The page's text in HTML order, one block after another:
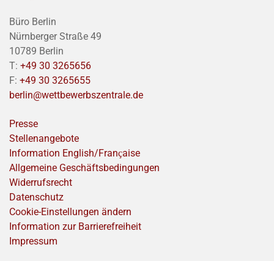
Büro Berlin
Nürnberger Straße 49
10789 Berlin
T: +49 30 3265656
F: +49 30 3265655
berlin@wettbewerbszentrale.de
Presse
Stellenangebote
Information English/Franҫaise
Allgemeine Geschäftsbedingungen
Widerrufsrecht
Datenschutz
Cookie-Einstellungen ändern
Information zur Barrierefreiheit
Impressum